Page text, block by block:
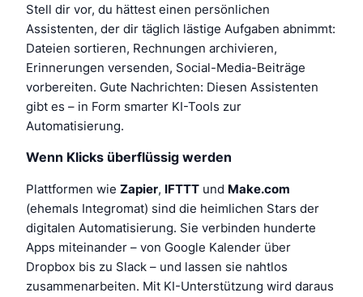
Stell dir vor, du hättest einen persönlichen
Assistenten, der dir täglich lästige Aufgaben abnimmt:
Dateien sortieren, Rechnungen archivieren,
Erinnerungen versenden, Social-Media-Beiträge
vorbereiten. Gute Nachrichten: Diesen Assistenten
gibt es – in Form smarter KI-Tools zur
Automatisierung.
Wenn Klicks überflüssig werden
Plattformen wie Zapier, IFTTT und Make.com
(ehemals Integromat) sind die heimlichen Stars der
digitalen Automatisierung. Sie verbinden hunderte
Apps miteinander – von Google Kalender über
Dropbox bis zu Slack – und lassen sie nahtlos
zusammenarbeiten. Mit KI-Unterstützung wird daraus